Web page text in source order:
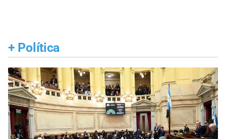
+ Política